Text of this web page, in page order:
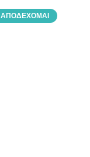
ΑΠΟΔΈΧΟΜΑΙ
Ο λογαριασμός μου